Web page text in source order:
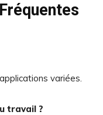
variées.
travail ?